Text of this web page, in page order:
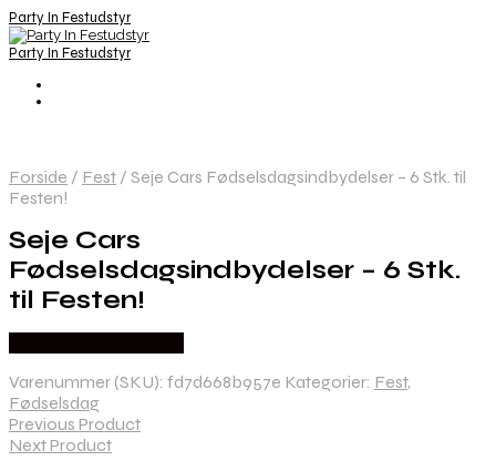
Party In Festudstyr
Party In Festudstyr
Forside / Fest / Seje Cars Fødselsdagsindbydelser – 6 Stk. til
Festen!
Seje Cars
Fødselsdagsindbydelser – 6 Stk.
til Festen!
Varenummer (SKU): fd7d668b957e Kategorier: Fest,
Fødselsdag
Previous Product
Next Product